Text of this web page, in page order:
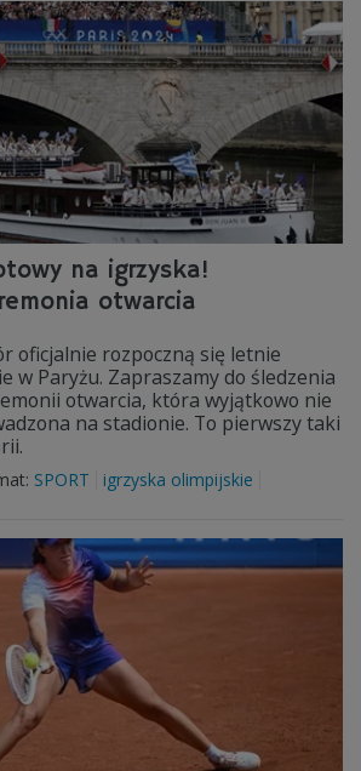
na igrzyska!
otwarcia
oficjalnie rozpoczną się letnie
w Paryżu. Zapraszamy do śledzenia
otwarcia, która wyjątkowo nie
na stadionie. To pierwszy taki
SPORT
igrzyska olimpijskie